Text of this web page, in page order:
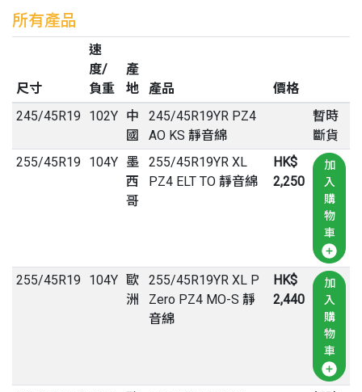
所有產品
尺寸
速
度/
負重
產
地
產品
價格
245/45R19 102Y 中
國
245/45R19YR PZ4
AO KS 靜音綿
暫時
斷貨
255/45R19 104Y 墨
西
哥
255/45R19YR XL
PZ4 ELT TO 靜音綿
HK$
2,250
加
入
購
物
車
255/45R19 104Y 歐
洲
255/45R19YR XL P
Zero PZ4 MO-S 靜
音綿
HK$
2,440
加
入
購
物
車